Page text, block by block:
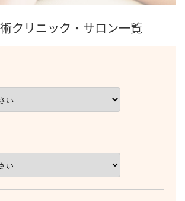
クリニック・サロン一覧